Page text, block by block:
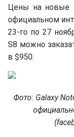
Цены на новые
официальном
23-го по 27
S8 можно
в $950.
Фото: Galaxy